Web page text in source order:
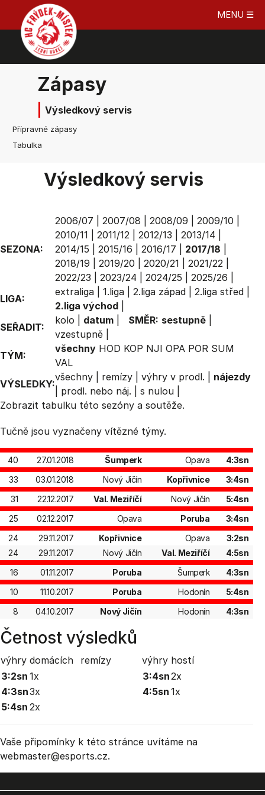
MENU ☰
Zápasy
Výsledkový servis
Přípravné zápasy
Tabulka
Výsledkový servis
SEZONA:
2006/07 2007/08 2008/09 2009/10
2010/11
2011/12 2012/13 2013/14
2014/15
2015/16 2016/17 2017/18
2018/19
2019/20 2020/21 2021/22
2022/23
2023/24 2024/25 2025/26
LIGA:
extraliga 1.liga 2.liga západ 2.liga střed
2.liga východ
SEŘADIT:
kolo datum SMĚR: sestupně
vzestupně
TÝM:
všechny HOD KOP NJI OPA POR SUM
VAL
VÝSLEDKY:
všechny remízy výhry v prodl.
nájezdy
prodl. nebo náj. s nulou
Zobrazit tabulku této sezóny a soutěže.
Tučně jsou vyznačeny vítězné týmy.
40 27.01.2018 Šumperk Opava
4:3sn
33
03.01.2018 Nový Jičín Kopřivnice
3:4sn
31
22.12.2017 Val. Meziříčí Nový Jičín
5:4sn
25
02.12.2017 Opava Poruba
3:4sn
24
29.11.2017 Kopřivnice Opava
3:2sn
24
29.11.2017 Nový Jičín Val. Meziříčí
4:5sn
16
01.11.2017 Poruba Šumperk
4:3sn
10
11.10.2017 Poruba Hodonín
5:4sn
8
04.10.2017 Nový Jičín Hodonín 4:3sn
Četnost výsledků
výhry domácích remízy výhry hostí
3:2sn 1x
4:3sn3x
5:4sn 2x
3:4sn2x
4:5sn 1x
Vaše připomínky k této stránce uvítáme na
webmaster@esports.cz.